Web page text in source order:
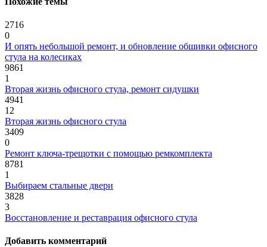
2716
0
И опять небольшой ремонт, и обновление обшивки офисного
стула на колесиках
9861
1
Вторая жизнь офисного стула, ремонт сидушки
4941
12
Вторая жизнь офисного стула
3409
0
Ремонт ключа-трещотки с помощью ремкомплекта
8781
1
Выбираем стальные двери
3828
3
Восстановление и реставрация офисного стула
Добавить комментарий